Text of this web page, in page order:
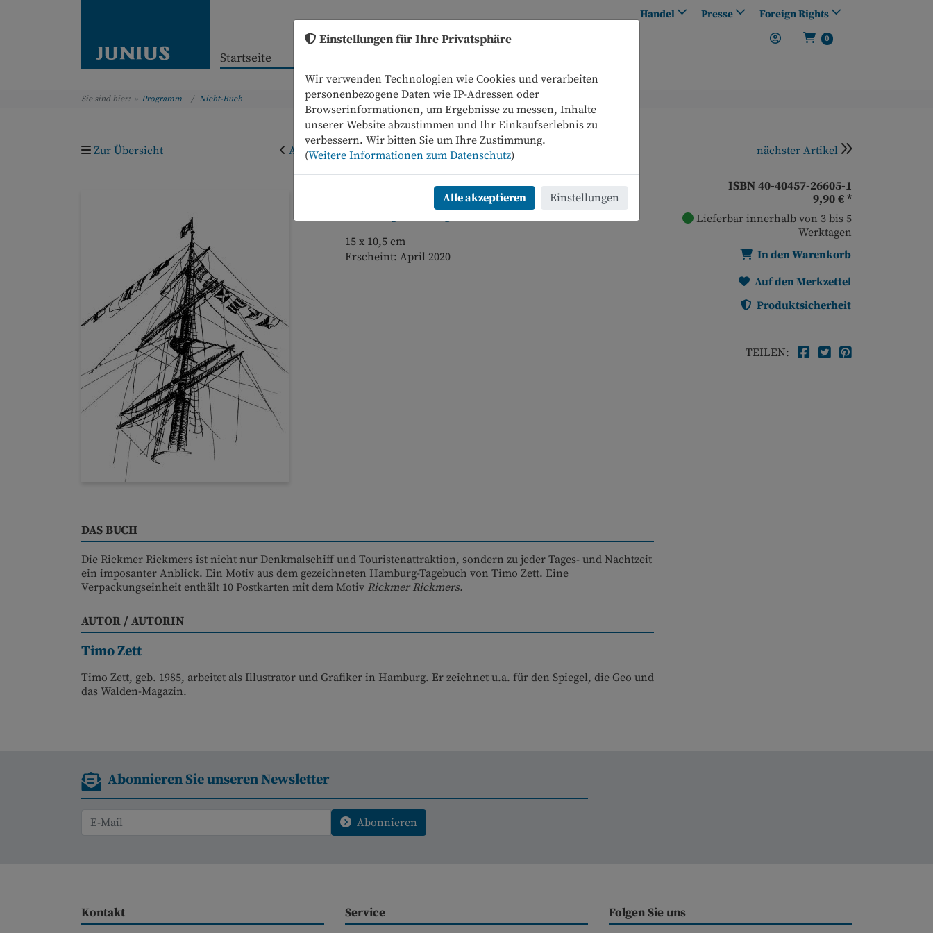
Einstellungen für Ihre Privatsphäre
Wir verwenden Technologien wie Cookies und verarbeiten
personenbezogene Daten wie IP-Adressen oder
Browserinformationen, um Ergebnisse zu messen, Inhalte
unserer Website abzustimmen und Ihr Einkaufserlebnis zu
verbessern. Wir bitten Sie um Ihre Zustimmung.
(Weitere Informationen zum Datenschutz)
Alle akzeptieren Einstellungen
Handel Presse Foreign Rights
0
Startseite Neue Bücher Programm
Sie sind hier: Programm Nicht-Buch
Zur Übersicht Artikel zurück Artikel 17 von 94 nächster Artikel
Rickmer Rickmers – Postkarte
15 x 10,5 cm
Erscheint: April 2020
ISBN 40-40457-26605-1
9,90 €*
Lieferbar innerhalb von 3 bis 5
Werktagen
In den Warenkorb
Auf den Merkzettel
Produktsicherheit
TEILEN:
DAS BUCH
Die Rickmer Rickmers ist nicht nur Denkmalschiff und Touristenattraktion, sondern zu jeder Tages- und Nachtzeit
ein imposanter Anblick. Ein Motiv aus dem gezeichneten Hamburg-Tagebuch von Timo Zett. Eine
Verpackungseinheit enthält 10 Postkarten mit dem Motiv Rickmer Rickmers.
AUTOR / AUTORIN
Timo Zett
Timo Zett, geb. 1985, arbeitet als Illustrator und Grafiker in Hamburg. Er zeichnet u.a. für den Spiegel, die Geo und
das Walden-Magazin.
Abonnieren Sie unseren Newsletter
Abonnieren
Kontakt Service Folgen Sie uns